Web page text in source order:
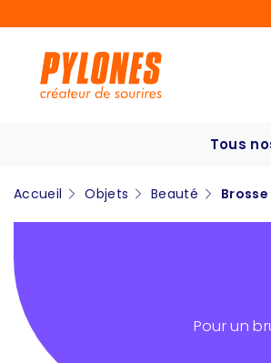
Tous
Accueil Objets Beauté
Pour un